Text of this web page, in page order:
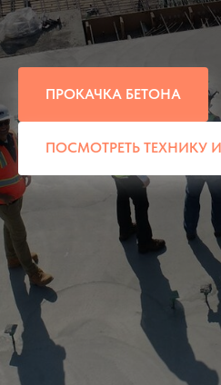
ПРОКАЧКА БЕТОНА
ПОСМОТРЕТЬ ТЕХНИКУ